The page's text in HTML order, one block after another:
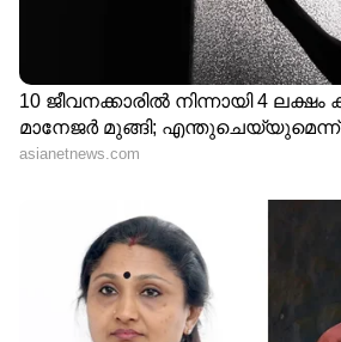
വീക്കം കുറയ്ക്കുകയും
വിശ്രമം നൽകുകയും
പൊട്ടാസ്യം ധാരാളം
ദ്രാവക സന്തുലിതാവസ്ഥ
അധിക ജലം